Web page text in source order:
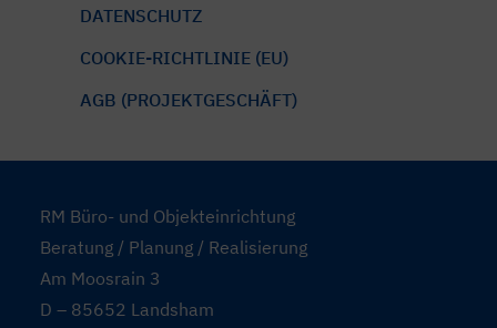
DATENSCHUTZ
COOKIE-RICHTLINIE (EU)
AGB (PROJEKTGESCHÄFT)
RM Büro- und Objekteinrichtung
Beratung / Planung / Realisierung
Am Moosrain 3
D – 85652 Landsham